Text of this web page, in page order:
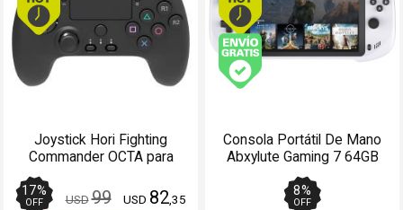
Joystick Hori Fighting
Commander OCTA para
PS5PS4PC Cableado
17%
OFF USD99 USD 82,35
Consola Portátil De Mano
Abxylute Gaming 7 64GB
Android 12
8%
OFF